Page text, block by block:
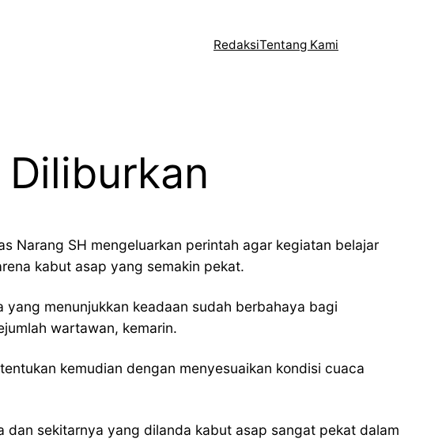
RedaksiTentang Kami
Narang SH mengeluarkan perintah agar kegiatan belajar
kabut asap yang semakin pekat.
menunjukkan keadaan sudah berbahaya bagi
wartawan, kemarin.
kemudian dengan menyesuaikan kondisi cuaca
dan sekitarnya yang dilanda kabut asap sangat pekat dalam